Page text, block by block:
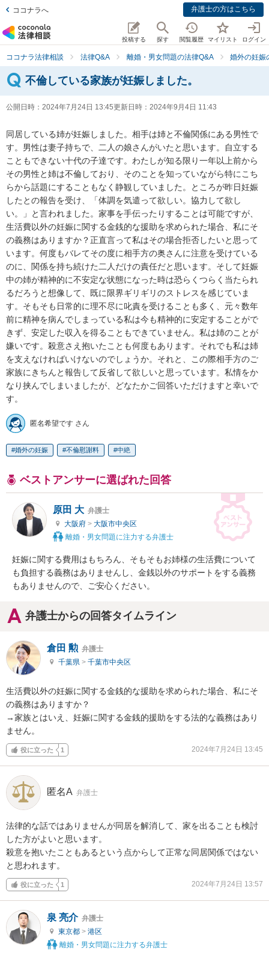
ココナラへ 弁護士の方はこちら
投稿する 探す 閲覧履歴 マイリスト ログイン
ココナラ法律相談 法律Q&A 離婚・男女問題の法律Q&A 婚外の妊娠
不倫している家族が妊娠しました。
公開日時： 2024年7月24日 13:45更新日時： 2024年9月4日 11:43
同居している姉が妊娠しました。相手は姉と不倫関係にある男性で
す。男性は妻子持ちで、二人の娘さんがいたと思います。自立する
こともできない十代の子達です。わたしが知る限り一年以上前から
その男性と姉は不倫しており、そのことを知っていながら特にこち
らから話題にすることもなく静観していました。ところが昨日妊娠
したとの報告を受け、「体調を気遣って欲しい。協力して欲し
い。」と言われました。家事を手伝ったりすることは可能ですが、
生活費以外の妊娠に関する金銭的な援助を求められた場合、私にそ
の義務はありますか？正直言って私はその場合拒否したいと思って
います。何度もバレてその度に相手方の奥さんに注意を受けている
のに、関係を持ち続けた二人だけの責任だと思います。そして妊娠
中の姉が精神的に不安定な状態になった時は恐らくつらく当たられ
るだろうと想像して、既に限界ギリギリのストレスを感じていま
す。そもそも日常的に理不尽に叱責を受けることも多く、元々数年
前に精神を病んでしまっている私は今も精神的に安定することがで
きず、安定した収入を得ることもできていません。私は姉のことが
嫌いです。殺意さえ抱いたことも何度もあります。それでも私は姉
を支えなければいけないのでしょうか。それと、この際相手方のご
家族にきちんと報告して反省して欲しいと思っています。私情をか
なり挟んでしまいましたが、どなたかご回答いただけますと幸いで
す。
匿名希望です さん
婚外の妊娠 不倫慰謝料 中絶
ベストアンサーに選ばれた回答
原田 大 弁護士
大阪府 > 大阪市中央区
離婚・男女問題に注力する弁護士
妊娠に関する費用はもちろん、そもそもお姉様の生活費について
も負担する義務はありませんし、金銭以外のサポートをする義務
もありませんので、ご安心ください。
弁護士からの回答タイムライン
倉田 勲 弁護士
千葉県 > 千葉市中央区
生活費以外の妊娠に関する金銭的な援助を求められた場合、私にそ
の義務はありますか？
→家族とはいえ、妊娠に関する金銭的援助をする法的な義務はあり
ません。
役に立った 1 2024年7月24日 13:45
匿名A 弁護士
法律的な話ではありませんが同居を解消して、家を出ることも検討
した方がよいと思います。
殺意を抱いたこともあるという点からして正常な同居関係ではない
と思われます。
役に立った 1 2024年7月24日 13:57
泉 亮介 弁護士
東京都 > 港区
離婚・男女問題に注力する弁護士